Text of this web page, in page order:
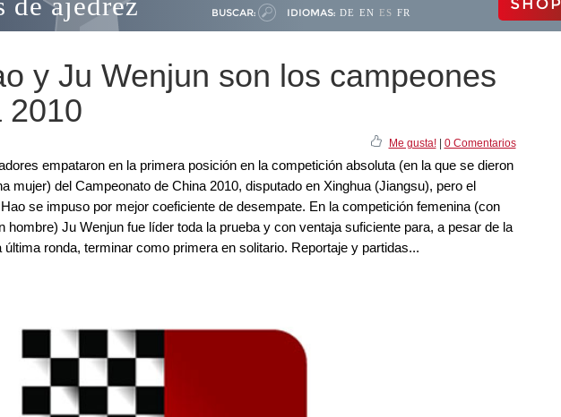
BUSCAR: IDIOMAS: DE EN ES FR SHOP
y Ju Wenjun son los campeones
2010
Me gusta!| 0 Comentarios
empataron en la primera posición en la competición absoluta (en la que se dieron
mujer) del Campeonato de China 2010, disputado en Xinghua (Jiangsu), pero el
se impuso por mejor coeficiente de desempate. En la competición femenina (con
hombre) Ju Wenjun fue líder toda la prueba y con ventaja suficiente para, a pesar de la
última ronda, terminar como primera en solitario. Reportaje y partidas...